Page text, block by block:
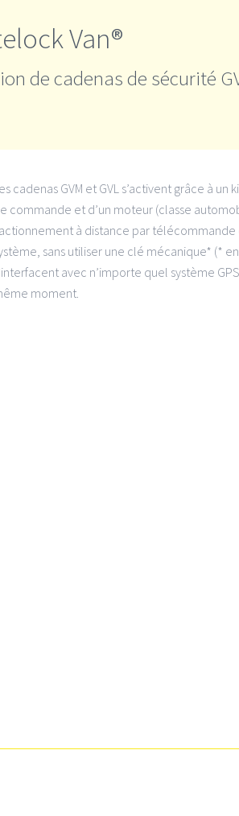
Van®
de cadenas de sécurité
cadenas GVM et GVL s’activent grâce à
commande et d’un moteur (classe
à distance par
sans utiliser une clé mécanique* (*
avec n’importe quel système
moment.